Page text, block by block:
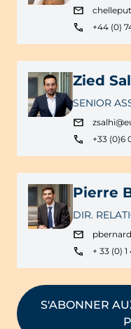
+44 (0)
Zied
SENIOR
+33 (0)6
Pierre
DIR.
+ 33 (0) 1
S'ABONNER